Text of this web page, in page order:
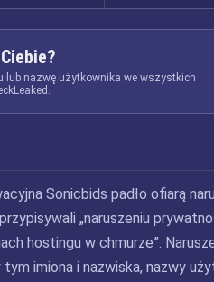
lub nazwę użytkownika we wszystkich
Sonicbids padło ofiarą
„naruszeniu
hostingu w chmurze”.
imiona i nazwiska, nazwy